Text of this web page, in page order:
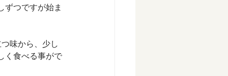
ずつですが始ま
味から、少し
く食べる事がで